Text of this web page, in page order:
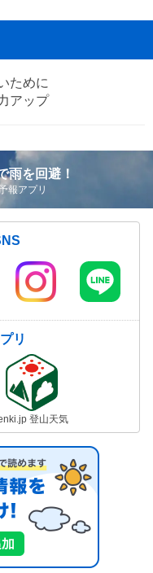
ために
アップ
雨を回避！
報アプリ
リ
登山天気